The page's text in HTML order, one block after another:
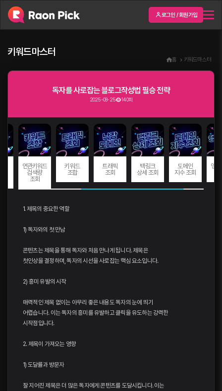
로그인 / 회원가입
키워드마스터
홈 키워드마스터
독자를 사로잡는 블로그작성법 필승 전략
2025-08-25 140회
연관키워드
검색량
조회
키워드
조합
트래픽
조회
백링크
상세 조회
도메인
지수 조회
앵
1. 제목의 중요한 역할
1) 독자와의 첫 만남
콘텐츠는 제목을 통해 독자와 처음 만나게 됩니다. 제목은
첫인상을 결정하며, 독자의 시선을 사로잡는 핵심 요소입니다.
2) 흥미 유발의 시작
매력적인 제목 없이는 아무리 좋은 내용도 독자의 눈에 띄기
어렵습니다. 이는 독자의 흥미를 유발하고 클릭을 유도하는 강력한
시작점입니다.
2. 제목이 가져오는 영향
1) 도달률과 방문자
잘 지어진 제목은 더 많은 독자에게 콘텐츠를 도달시킵니다. 이는